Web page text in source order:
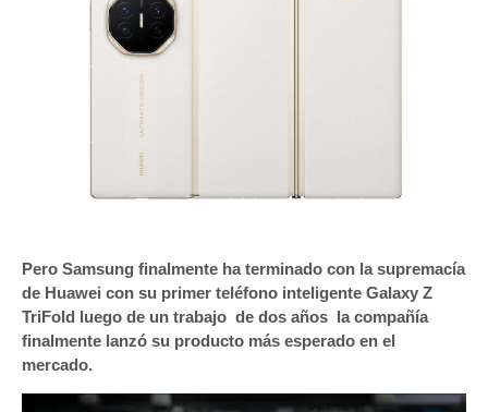
Pero Samsung finalmente ha terminado con la supremacía
de Huawei con su primer teléfono inteligente Galaxy Z
TriFold luego de un trabajo de dos años la compañía
finalmente lanzó su producto más esperado en el
mercado.